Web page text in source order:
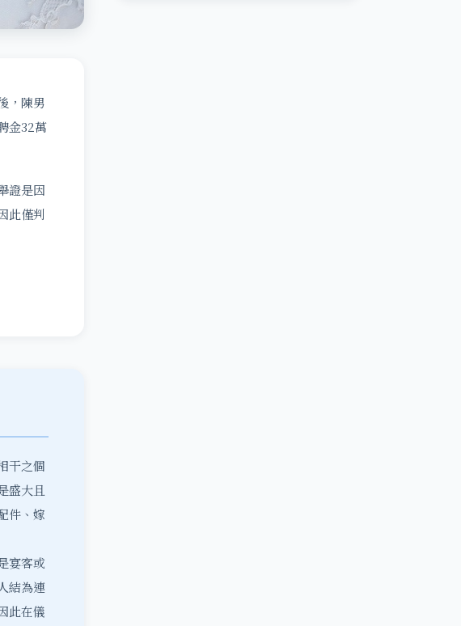
，陳男
金32萬
證是因
此僅判
干之個
盛大且
件、嫁
宴客或
結為連
此在儀